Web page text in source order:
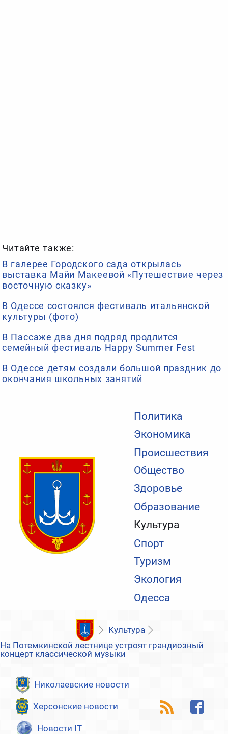
Политика
Экономика
Происшествия
Общество
Здоровье
Образование
Культура
Спорт
Туризм
Экология
Одесса
Читайте также:
В галерее Городского сада открылась
выставка Майи Макеевой «Путешествие через
восточную сказку»
В Одессе состоялся фестиваль итальянской
культуры (фото)
В Пассаже два дня подряд продлится
семейный фестиваль Happy Summer Fest
В Одессе детям создали большой праздник до
окончания школьных занятий
Культура
На Потемкинской лестнице устроят грандиозный
концерт классической музыки
Николаевские новости
Херсонские новости
Новости IT